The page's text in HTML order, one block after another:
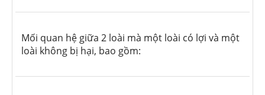
Mối quan hệ giữa 2 loài mà một loài có lợi và một
loài không bị hại, bao gồm: